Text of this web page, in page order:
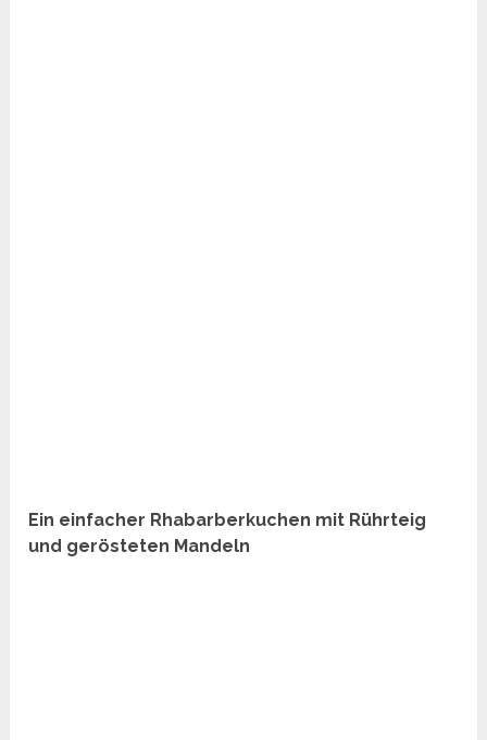
Ein einfacher Rhabarberkuchen mit Rührteig
und gerösteten Mandeln